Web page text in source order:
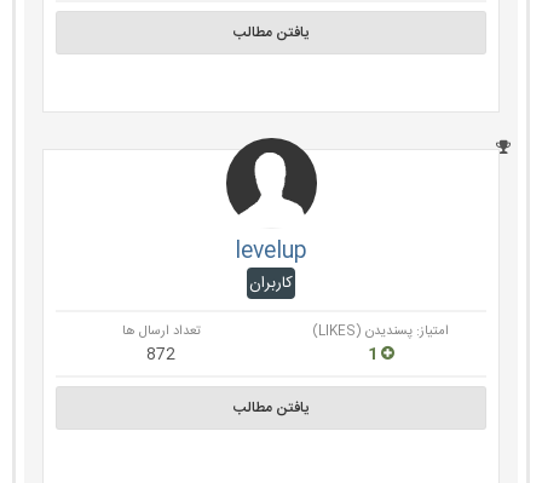
یافتن مطالب
levelup
کاربران
امتیاز: پسندیدن (LIKES) تعداد ارسال ها
872
یافتن مطالب